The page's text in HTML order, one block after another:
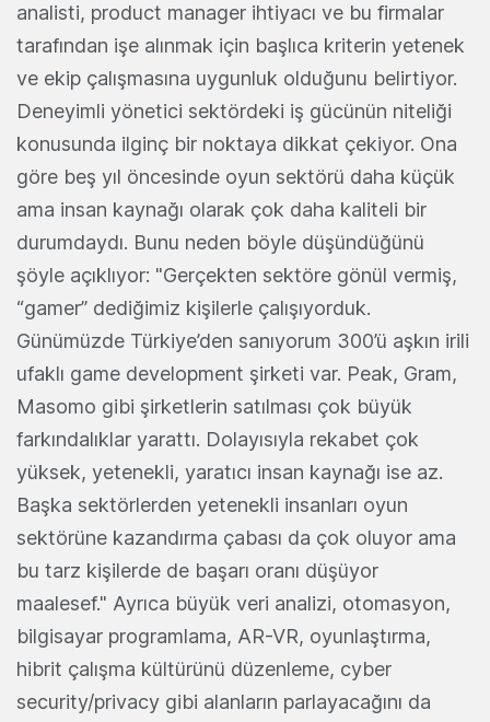
analisti, product manager ihtiyacı ve bu firmalar
tarafından işe alınmak için başlıca kriterin yetenek
ve ekip çalışmasına uygunluk olduğunu belirtiyor.
Deneyimli yönetici sektördeki iş gücünün niteliği
konusunda ilginç bir noktaya dikkat çekiyor. Ona
göre beş yıl öncesinde oyun sektörü daha küçük
ama insan kaynağı olarak çok daha kaliteli bir
durumdaydı. Bunu neden böyle düşündüğünü
şöyle açıklıyor: "Gerçekten sektöre gönül vermiş,
“gamer” dediğimiz kişilerle çalışıyorduk.
Günümüzde Türkiye’den sanıyorum 300’ü aşkın irili
ufaklı game development şirketi var. Peak, Gram,
Masomo gibi şirketlerin satılması çok büyük
farkındalıklar yarattı. Dolayısıyla rekabet çok
yüksek, yetenekli, yaratıcı insan kaynağı ise az.
Başka sektörlerden yetenekli insanları oyun
sektörüne kazandırma çabası da çok oluyor ama
bu tarz kişilerde de başarı oranı düşüyor
maalesef." Ayrıca büyük veri analizi, otomasyon,
bilgisayar programlama, AR-VR, oyunlaştırma,
hibrit çalışma kültürünü düzenleme, cyber
security/privacy gibi alanların parlayacağını da